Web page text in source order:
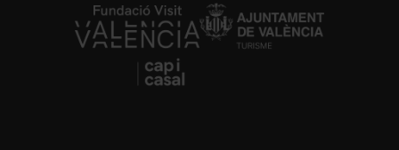
https://fundacion.visitvalencia.com/